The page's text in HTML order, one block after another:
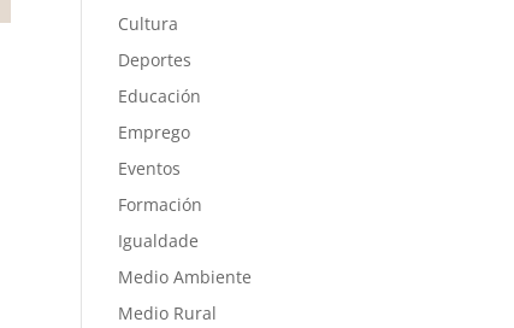
Cultura
Deportes
Educación
Emprego
Eventos
Formación
Igualdade
Medio Ambiente
Medio Rural